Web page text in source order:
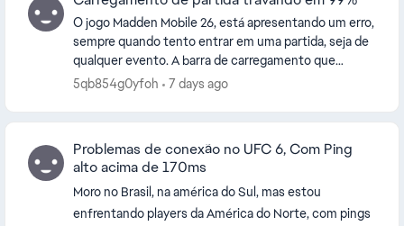
O jogo Madden Mobile 26, está apresentando um erro,
sempre quando tento entrar em uma partida, seja de
qualquer evento. A barra de carregamento que
aparece a baixo da tela antes de entrar na partida,...
5qb854g0yfoh 7 days ago
Problemas de conexão no UFC 6, Com Ping
alto acima de 170ms
Moro no Brasil, na américa do Sul, mas estou
enfrentando players da América do Norte, com pings